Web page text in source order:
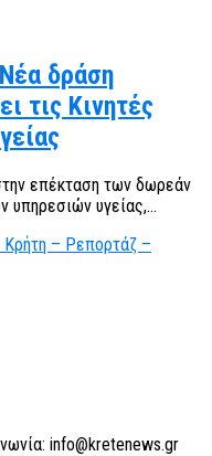
δράση
τις Κινητές
επέκταση των δωρεάν
υπηρεσιών υγείας,...
info@kretenews.gr